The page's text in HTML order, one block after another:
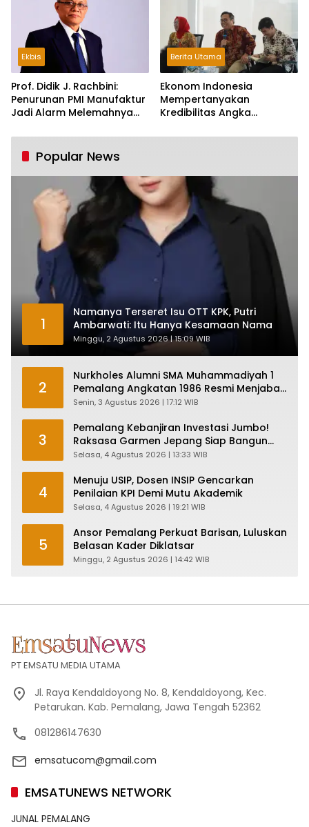
Ekbis
Prof. Didik J. Rachbini:
Penurunan PMI Manufaktur
Jadi Alarm Melemahnya
Berita Utama
Ekonom Indonesia
Mempertanyakan
Kredibilitas Angka
Tumbuh Tapi Rapuh
Popular News
1
Namanya Terseret Isu OTT KPK, Putri
Ambarwati: Itu Hanya Kesamaan Nama
Minggu, 2 Agustus 2026 | 15:09 WIB
2
Nurkholes Alumni SMA Muhammadiyah 1
Pemalang Angkatan 1986 Resmi Menjabat
Plt Bupati, Inilah Pesan Ketua Asmam 86
Senin, 3 Agustus 2026 | 17:12 WIB
3
Pemalang Kebanjiran Investasi Jumbo!
Raksasa Garmen Jepang Siap Bangun
Pabrik dan Serap Ribuan Tenaga Kerja
Selasa, 4 Agustus 2026 | 13:33 WIB
4
Menuju USIP, Dosen INSIP Gencarkan
Penilaian KPI Demi Mutu Akademik
Selasa, 4 Agustus 2026 | 19:21 WIB
5
Ansor Pemalang Perkuat Barisan, Luluskan
Belasan Kader Diklatsar
Minggu, 2 Agustus 2026 | 14:42 WIB
PT EMSATU MEDIA UTAMA
Jl. Raya Kendaldoyong No. 8, Kendaldoyong, Kec.
Petarukan. Kab. Pemalang, Jawa Tengah 52362
081286147630
emsatucom@gmail.com
EMSATUNEWS NETWORK
JUNAL PEMALANG